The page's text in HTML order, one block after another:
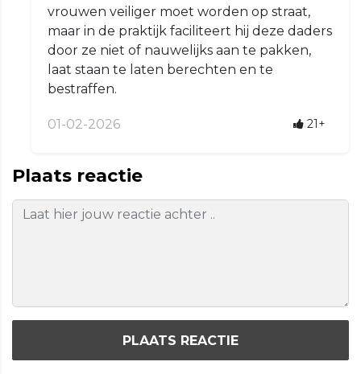
vrouwen veiliger moet worden op straat,
maar in de praktijk faciliteert hij deze daders
door ze niet of nauwelijks aan te pakken,
laat staan te laten berechten en te
bestraffen.
01-02-2026 21+
Plaats reactie
PLAATS REACTIE